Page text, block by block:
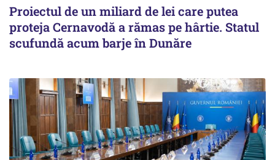
Proiectul de un miliard de lei care putea
proteja Cernavodă a rămas pe hârtie. Statul
scufundă acum barje în Dunăre